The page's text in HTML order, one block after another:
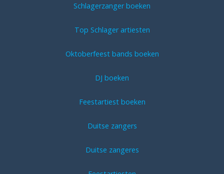
Schlagerzanger boeken
Top Schlager artiesten
Oktoberfeest bands boeken
DJ boeken
Feestartiest boeken
Duitse zangers
Duitse zangeres